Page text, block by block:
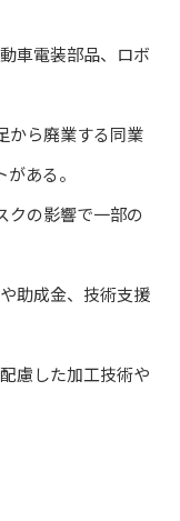
車電装部品、ロボ
から廃業する同業
ある。
クの影響で一部の
助成金、技術支援
慮した加工技術や